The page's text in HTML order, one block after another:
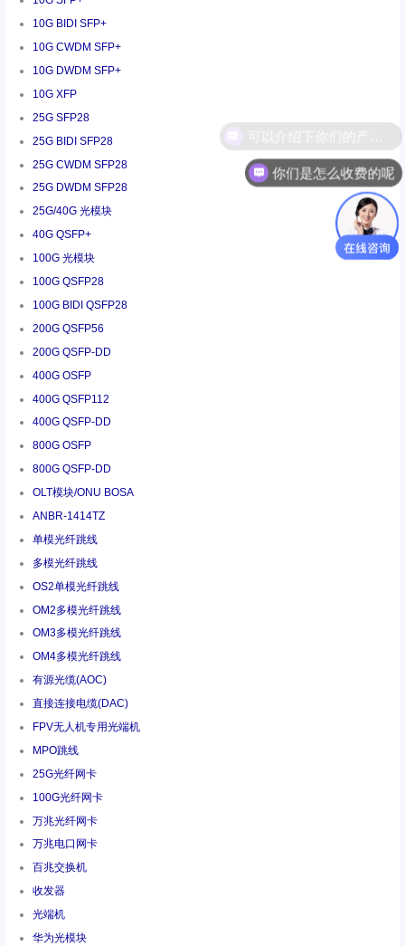
10G BIDI SFP+
10G CWDM SFP+
10G DWDM SFP+
10G XFP
25G SFP28
25G BIDI SFP28
25G CWDM SFP28
25G DWDM SFP28
25G/40G 光模块
40G QSFP+
100G 光模块
100G QSFP28
100G BIDI QSFP28
200G QSFP56
200G QSFP-DD
400G OSFP
400G QSFP112
400G QSFP-DD
800G OSFP
800G QSFP-DD
OLT模块/ONU BOSA
ANBR-1414TZ
单模光纤跳线
多模光纤跳线
OS2单模光纤跳线
OM2多模光纤跳线
OM3多模光纤跳线
OM4多模光纤跳线
有源光缆(AOC)
直接连接电缆(DAC)
FPV无人机专用光端机
MPO跳线
25G光纤网卡
100G光纤网卡
万兆光纤网卡
万兆电口网卡
百兆交换机
收发器
光端机
华为光模块
你们是怎么收费的呢